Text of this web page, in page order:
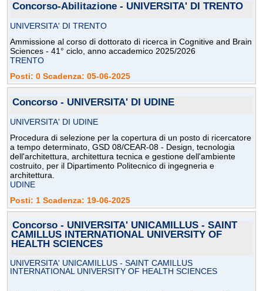
Concorso-Abilitazione - UNIVERSITA' DI TRENTO
UNIVERSITA' DI TRENTO
Ammissione al corso di dottorato di ricerca in Cognitive and Brain
Sciences - 41° ciclo, anno accademico 2025/2026
TRENTO
Posti: 0 Scadenza: 05-06-2025
Concorso - UNIVERSITA' DI UDINE
UNIVERSITA' DI UDINE
Procedura di selezione per la copertura di un posto di ricercatore
a tempo determinato, GSD 08/CEAR-08 - Design, tecnologia
dell'architettura, architettura tecnica e gestione dell'ambiente
costruito, per il Dipartimento Politecnico di ingegneria e
architettura.
UDINE
Posti: 1 Scadenza: 19-06-2025
Concorso - UNIVERSITA' UNICAMILLUS - SAINT
CAMILLUS INTERNATIONAL UNIVERSITY OF
HEALTH SCIENCES
UNIVERSITA' UNICAMILLUS - SAINT CAMILLUS
INTERNATIONAL UNIVERSITY OF HEALTH SCIENCES